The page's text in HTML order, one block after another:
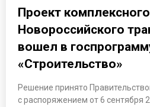
Проект
Новороссийского
вошел в
«Строительство»
Решение принято
с распоряжением от 6 сентября